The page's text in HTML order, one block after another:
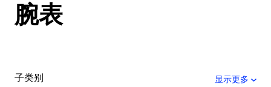
腕表
子类别 显示更多